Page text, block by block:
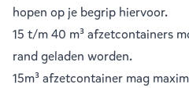
hopen op je begrip hiervoor.
15 t/m 40 m³ afzetcontainers
rand geladen worden.
15m³ afzetcontainer mag